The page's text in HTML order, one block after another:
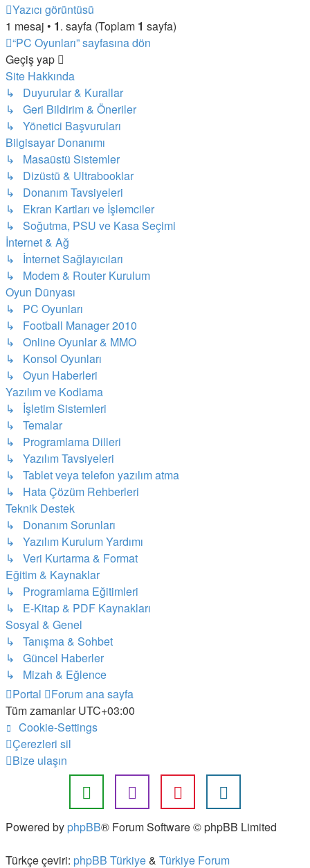
Yazıcı görüntüsü
1 mesaj • 1. sayfa (Toplam 1 sayfa)
“PC Oyunları” sayfasına dön
Geçiş yap
Site Hakkında
↳ Duyurular & Kurallar
↳ Geri Bildirim & Öneriler
↳ Yönetici Başvuruları
Bilgisayar Donanımı
↳ Masaüstü Sistemler
↳ Dizüstü & Ultrabooklar
↳ Donanım Tavsiyeleri
↳ Ekran Kartları ve İşlemciler
↳ Soğutma, PSU ve Kasa Seçimi
İnternet & Ağ
↳ İnternet Sağlayıcıları
↳ Modem & Router Kurulum
Oyun Dünyası
↳ PC Oyunları
↳ Football Manager 2010
↳ Online Oyunlar & MMO
↳ Konsol Oyunları
↳ Oyun Haberleri
Yazılım ve Kodlama
↳ İşletim Sistemleri
↳ Temalar
↳ Programlama Dilleri
↳ Yazılım Tavsiyeleri
↳ Tablet veya telefon yazılım atma
↳ Hata Çözüm Rehberleri
Teknik Destek
↳ Donanım Sorunları
↳ Yazılım Kurulum Yardımı
↳ Veri Kurtarma & Format
Eğitim & Kaynaklar
↳ Programlama Eğitimleri
↳ E-Kitap & PDF Kaynakları
Sosyal & Genel
↳ Tanışma & Sohbet
↳ Güncel Haberler
↳ Mizah & Eğlence
Portal
Forum ana sayfa
Tüm zamanlarUTC+03:00
Cookie-Settings
Çerezleri sil
Bize ulaşın
Powered by phpBB® Forum Software © phpBB Limited
Türkçe çeviri: phpBB Türkiye& Türkiye Forum